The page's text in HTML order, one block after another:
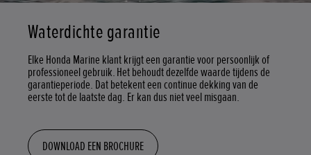
Waterdichte garantie
Elke Honda Marine klant krijgt een garantie voor persoonlijk of
professioneel gebruik. Het behoudt dezelfde waarde tijdens de
garantieperiode. Dat betekent een continue dekking van de
eerste tot de laatste dag. Er kan dus niet veel misgaan.
DOWNLOAD EEN BROCHURE